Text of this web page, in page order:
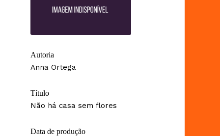
Autoria
Anna Ortega
Título
Não há casa sem flores
Data de produção